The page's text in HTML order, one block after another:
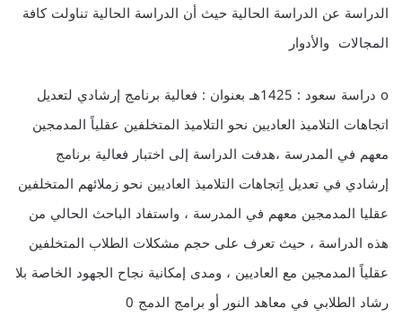
الدراسة عن الدراسة الحالية حيث أن الدراسة الحالية تناولت كافة
المجالات والأدوار
o دراسة سعود : 1425هـ بعنوان : فعالية برنامج إرشادي لتعديل
اتجاهات التلاميذ العاديين نحو التلاميذ المتخلفين عقلياً المدمجين
معهم في المدرسة ،هدفت الدراسة إلى اختبار فعالية برنامج
إرشادي في تعديل اِتجاهات التلاميذ العاديين نحو زملائهم المتخلفين
عقليا المدمجين معهم في المدرسة ، واستفاد الباحث الحالي من
هذه الدراسة ، حيث تعرف على حجم مشكلات الطلاب المتخلفين
عقلياً المدمجين مع العاديين ، ومدى إمكانية نجاح الجهود الخاصة بلا
رشاد الطلابي في معاهد النور أو برامج الدمج 0